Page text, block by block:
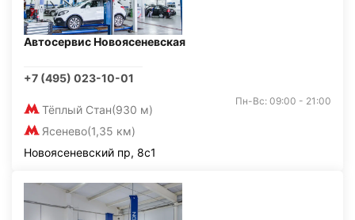
Автосервис Новоясеневская
+7 (495) 023-10-01
Тёплый Стан(930 м)
Ясенево(1,35 км)
Пн-Вс: 09:00 - 21:00
Новоясеневский пр, 8с1